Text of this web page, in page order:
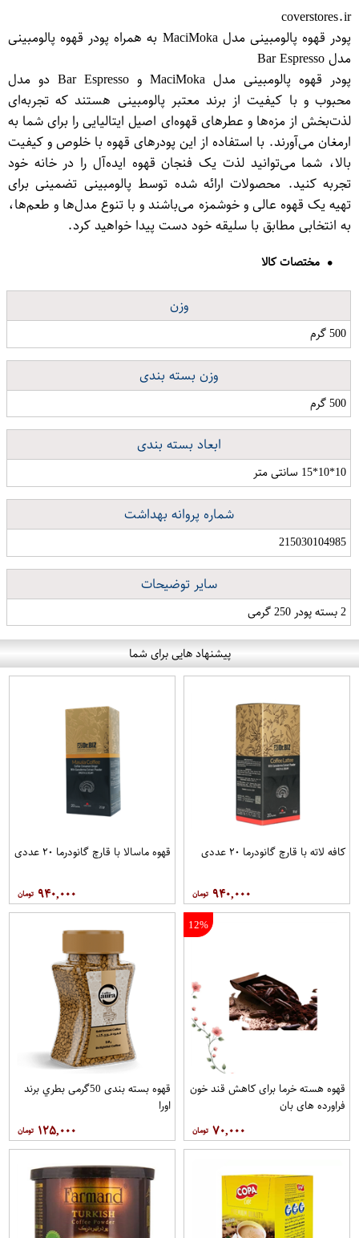
coverstores.ir
پودر قهوه پالومبینی مدل MaciMoka به همراه پودر قهوه پالومبینی
مدل Bar Espresso
پودر قهوه پالومبینی مدل MaciMoka و Bar Espresso دو مدل
محبوب و با کیفیت از برند معتبر پالومبینی هستند که تجربه‌ای
لذت‌بخش از مزه‌ها و عطرهای قهوه‌ای اصیل ایتالیایی را برای شما به
ارمغان می‌آورند. با استفاده از این پودرهای قهوه با خلوص و کیفیت
بالا، شما می‌توانید لذت یک فنجان قهوه ایده‌آل را در خانه خود
تجربه کنید. محصولات ارائه شده توسط پالومبینی تضمینی برای
تهیه یک قهوه عالی و خوشمزه می‌باشند و با تنوع مدل‌ها و طعم‌ها،
به انتخابی مطابق با سلیقه خود دست پیدا خواهید کرد.
مختصات کالا
وزن
500 گرم
وزن بسته بندی
500 گرم
ابعاد بسته بندی
10*10*15 سانتی متر
شماره پروانه بهداشت
215030104985
سایر توضیحات
2 بسته پودر 250 گرمی
پیشنهاد هایی برای شما
کافه لاته با قارچ گانودرما ۲۰ عددی
۹۴۰,۰۰۰
قهوه ماسالا با قارچ گانودرما ۲۰ عددی
۹۴۰,۰۰۰
12%
قهوه هسته خرما برای کاهش قند خون
فراورده های بان
۷۰,۰۰۰
قهوه بسته بندی 50گرمی بطري برند
اورا
۱۲۵,۰۰۰